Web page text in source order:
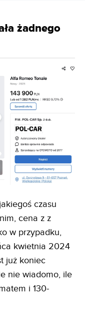
żadnego
czasu
cena z z
w przypadku,
kwietnia 2024
już koniec
nie wiadomo, ile
i 130-